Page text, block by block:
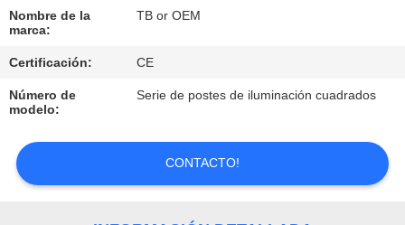
CONTROL
DE
CALIDAD
CONTACTO
Nombre de la
marca:
TB or OEM
Certificación: CE
Número de
modelo:
Serie de postes de iluminación cuadrados
CONTACTO!